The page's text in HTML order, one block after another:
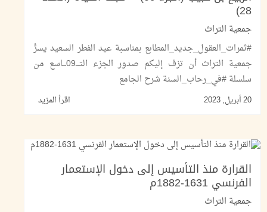
28)
جمعية التراث
#ثمرات_العقول_جديد_المطابع بمناسبة عيد الفطر السعيد يسرُّ
جمعية التراث أن تزف إليكم صدور الجزء التـــ09ـــاسع من
سلسلة #في_رحاب_السنة شرح الجامع
20 أبريل, 2023 اقرأ المزيد
القرارة منذ التأسيس إلى دخول الإستعمار
الفرنسي 1631-1882م
جمعية التراث